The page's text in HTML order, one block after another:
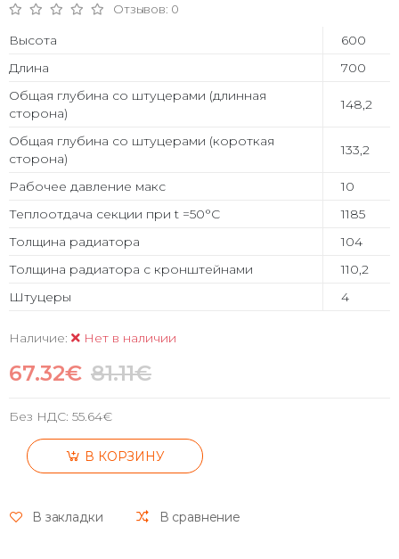
Отзывов: 0
Высота
600
Длина
700
Общая глубина со штуцерами (длинная
сторона)
148,2
Общая глубина со штуцерами (короткая
сторона)
133,2
Рабочее давление макс
10
Теплоотдача секции при t =50°С
1185
Толщина радиатора
104
Толщина радиатора с кронштейнами
110,2
Штуцеры
4
Наличие: Нет в наличии
67.32€ 81.11€
Без НДС: 55.64€
В КОРЗИНУ
В закладки В сравнение